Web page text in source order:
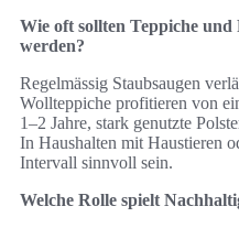
Wie oft sollten Teppiche und
werden?
Regelmässig Staubsaugen
Wollteppiche profitieren von
1–2 Jahre, stark genutzte
In Haushalten mit Haustieren
Intervall sinnvoll sein.
Welche Rolle spielt